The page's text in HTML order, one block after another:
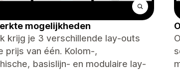
mogelijkheden
krijg je 3 verschillende lay-outs
prijs van één. Kolom-,
basislijn- en modulaire lay-